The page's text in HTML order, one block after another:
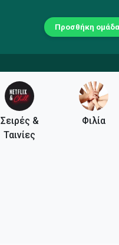
Προσθήκη
Σειρές &
Ταινίες
Φιλία